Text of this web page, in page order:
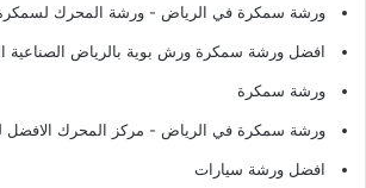
ورشة سمكرة في الرياض - ورشة المحرك
افضل ورشة سمكرة ورش بوية بالرياض الصناعية
ورشة سمكرة
ورشة سمكرة في الرياض - مركز المحرك الافضل
افضل ورشة سيارات